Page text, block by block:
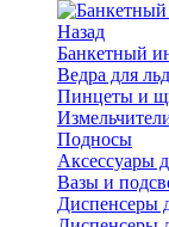
Назад
Банкетный
Ведра для
Пинцеты и
Подносы
Аксессуары
Вазы и
Диспенсеры